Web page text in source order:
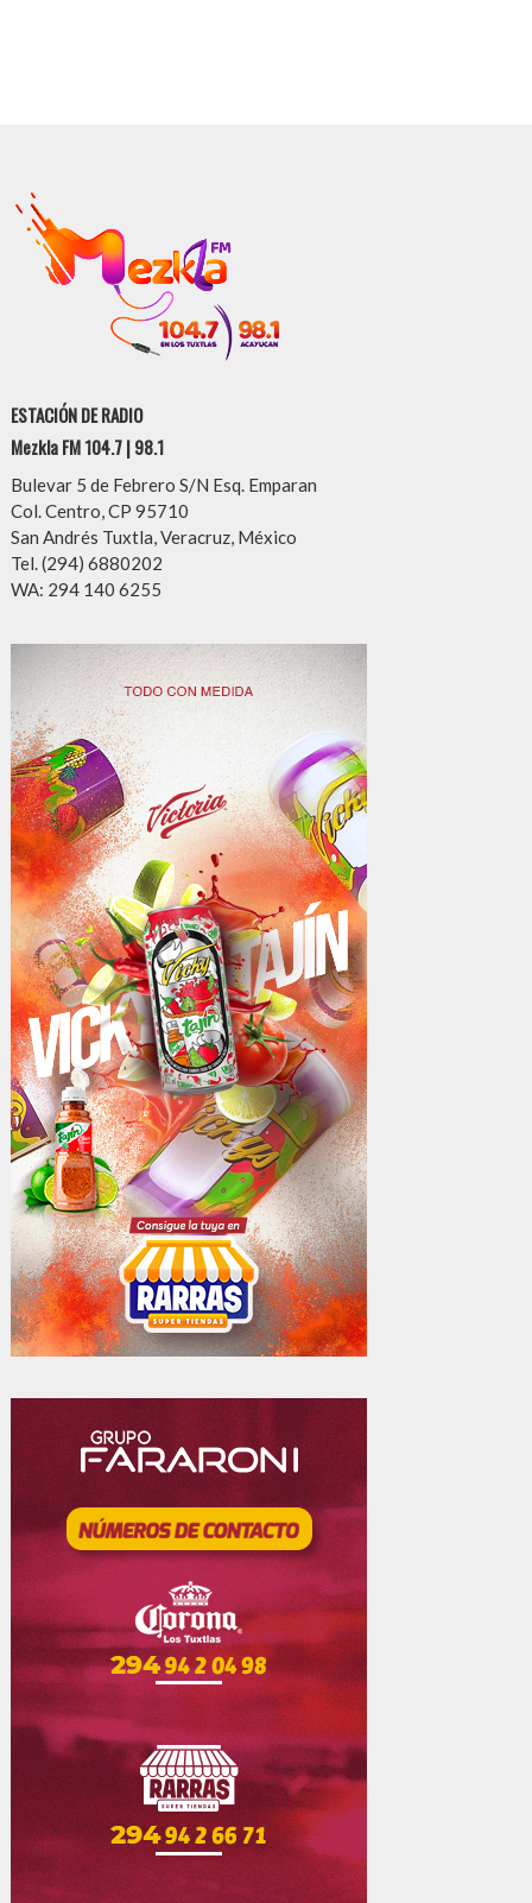
ESTACIÓN DE RADIO
Mezkla FM 104.7 | 98.1
Bulevar 5 de Febrero S/N Esq. Emparan
Col. Centro, CP 95710
San Andrés Tuxtla, Veracruz, México
Tel. (294) 6880202
WA: 294 140 6255